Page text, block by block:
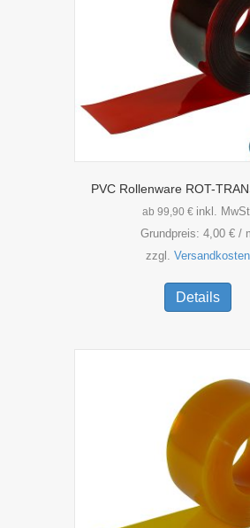
der
PVC Rollenware ROT-
ab 99,90 € inkl.
Grundpreis: 4,00 € /
zzgl. Versandkosten
Details
Die
auf
der